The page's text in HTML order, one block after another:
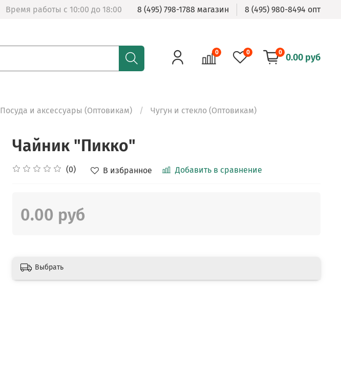
Время работы с 10:00 до 18:00 8 (495) 798-1788 магазин 8 (495) 980-8494 опт
0 0 0 0.00 руб
Посуда и аксессуары (Оптовикам) Чугун и стекло (Оптовикам)
Чайник "Пикко"
(0) В избранное Добавить в сравнение
0.00 руб
Выбрать